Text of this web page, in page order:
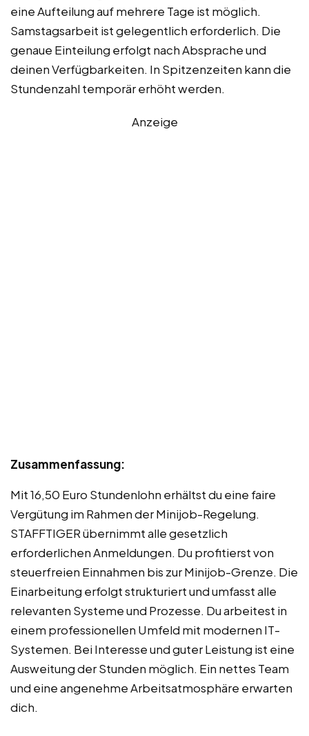
eine Aufteilung auf mehrere Tage ist möglich.
Samstagsarbeit ist gelegentlich erforderlich. Die
genaue Einteilung erfolgt nach Absprache und
deinen Verfügbarkeiten. In Spitzenzeiten kann die
Stundenzahl temporär erhöht werden.
Anzeige
Zusammenfassung:
Mit 16,50 Euro Stundenlohn erhältst du eine faire
Vergütung im Rahmen der Minijob-Regelung.
STAFFTIGER übernimmt alle gesetzlich
erforderlichen Anmeldungen. Du profitierst von
steuerfreien Einnahmen bis zur Minijob-Grenze. Die
Einarbeitung erfolgt strukturiert und umfasst alle
relevanten Systeme und Prozesse. Du arbeitest in
einem professionellen Umfeld mit modernen IT-
Systemen. Bei Interesse und guter Leistung ist eine
Ausweitung der Stunden möglich. Ein nettes Team
und eine angenehme Arbeitsatmosphäre erwarten
dich.